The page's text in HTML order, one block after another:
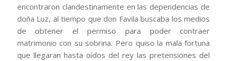
encontraron clandestinamente en las dependencias de
doña Luz, al tiempo que don Favila buscaba los medios
de obtener el permiso para poder contraer
matrimonio con su sobrina. Pero quiso la mala fortuna
que llegaran hasta oídos del rey las pretensiones del